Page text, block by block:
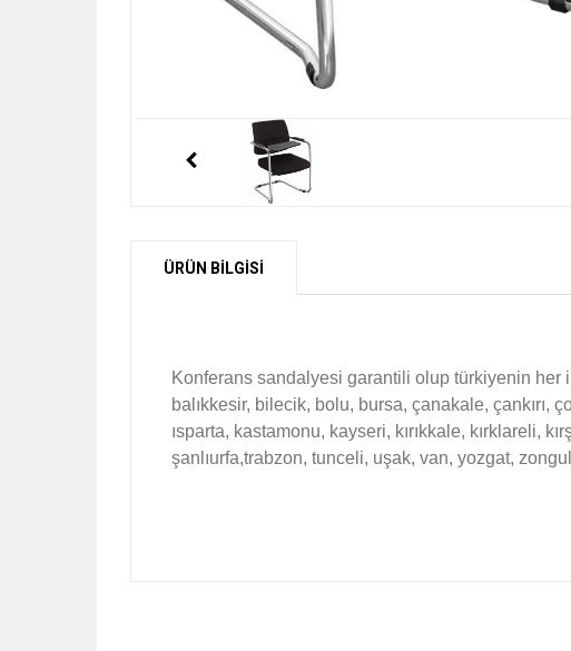
ÜRÜN BİLGİSİ
Konferans sandalyesi garantili olup türkiyenin her
balıkkesir, bilecik, bolu, bursa, çanakale, çankırı,
ısparta, kastamonu, kayseri, kırıkkale, kırklareli,
şanlıurfa,trabzon, tunceli, uşak, van, yozgat,